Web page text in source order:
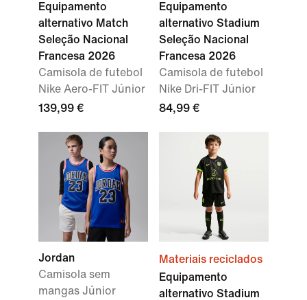
Equipamento
alternativo Match
Seleção Nacional
Francesa 2026
Camisola de futebol
Nike Aero-FIT Júnior
139,99 €
Equipamento
alternativo Stadium
Seleção Nacional
Francesa 2026
Camisola de futebol
Nike Dri-FIT Júnior
84,99 €
Jordan
Camisola sem
mangas Júnior
Materiais reciclados
Equipamento
alternativo Stadium